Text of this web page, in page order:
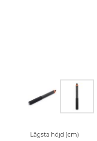
theLägsta höjd (cm)